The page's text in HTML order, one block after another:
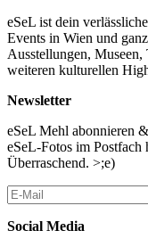
eSeL ist dein
Events in Wien und
Ausstellungen,
weiteren kulturellen
Newsletter
eSeL Mehl abonnieren
eSeL-Fotos im Postfach
Überraschend. >;e)
Social Media